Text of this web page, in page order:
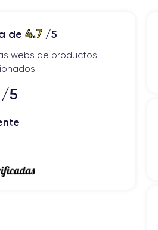
de4.7 /5
webs de productos
/5